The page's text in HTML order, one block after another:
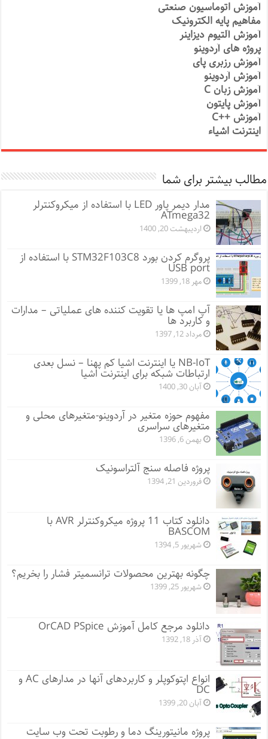
آموزش اتوماسیون صنعتی
مفاهیم پایه الکترونیک
آموزش آلتیوم دیزاینر
پروژه های آردوینو
آموزش رزبری پای
آموزش آردوینو
آموزش زبان C
آموزش پایتون
آموزش ++C
اینترنت اشیاء
مطالب بیشتر برای شما
مدار دیمر پاور LED با استفاده از میکروکنترلر
ATmega32
اردیبهشت 20, 1400
پروگرم کردن بورد STM32F103C8 با استفاده از
USB port
مهر 18, 1399
آپ امپ ها یا تقویت کننده های عملیاتی – مدارات
و کاربرد ها
مرداد 12, 1397
NB-IoT یا اینترنت اشیا کم پهنا – نسل بعدی
ارتباطات شبکه برای اینترنت اشیا
آبان 30, 1400
مفهوم حوزه متغیر در آردوینو-متغیرهای محلی و
متغیرهای سراسری
بهمن 6, 1396
پروژه فاصله سنج آلتراسونیک
فروردین 21, 1394
دانلود کتاب 11 پروژه میکروکنترلر AVR با
BASCOM
شهریور 5, 1394
چگونه بهترین محصولات ترانسمیتر فشار را بخریم؟
شهریور 25, 1399
دانلود مرجع کامل آموزش OrCAD PSpice
آذر 18, 1392
انواع اپتوکوپلر و کاربردهای آنها در مدارهای AC و
DC
آبان 20, 1399
پروژه مانيتورينگ دما و رطوبت تحت وب سایت